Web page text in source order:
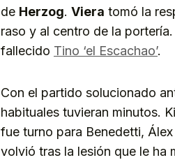
de Herzog. Viera tomó la
raso y al centro de la
fallecido Tino ‘el Escachao’.
Con el partido solucionado
habituales tuvieran minutos.
fue turno para Benedetti,
volvió tras la lesión que le ha